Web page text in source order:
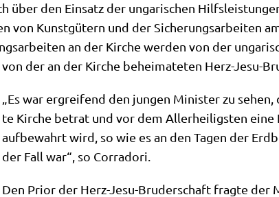
über den Ein­satz der unga­ri­schen
von Kunst­gü­tern und der Siche­rungs­ar­bei­ten
an der Kir­che wer­den von der
der an der Kir­che behei­ma­te­ten Herz-Jesu-
„Es war ergrei­fend den jun­gen Mini­ster zu
te Kir­che betrat und vor dem Aller­hei­lig­sten eine
auf­be­wahrt wird, so wie es an den Tagen der
der Fall war“, so Corradori.
Den Pri­or der Herz-Jesu-Bru­der­schaft frag­te der